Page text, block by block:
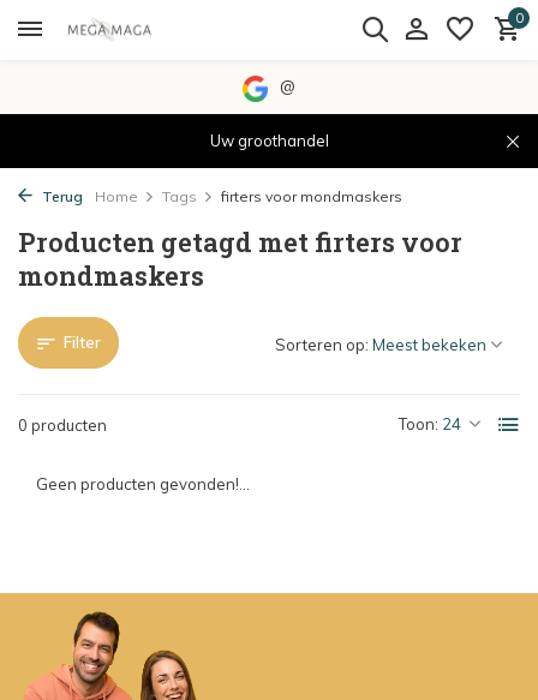
0
@
Uw groothandel
Terug Home Tags firters voor mondmaskers
Producten getagd met firters voor
mondmaskers
Filter
0 producten Toon:
Sorteren op:
Geen producten gevonden!...